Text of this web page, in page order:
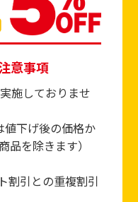
意事項
施しておりませ
下げ後の価格か
品を除きます）
割引との重複割引